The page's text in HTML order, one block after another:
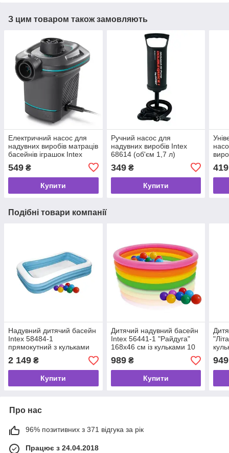
З цим товаром також замовляють
Електричний насос для
надувних виробів матраців
басейнів іграшок Intex
549 ₴
Купити
Ручний насос для
надувних виробів Intex
68614 (об'єм 1,7 л)
349₴
Купити
419
Подібні товари компанії
Надувний дитячий басейн
Intex 58484-1
прямокутний з кульками
10 шт.
2 149 ₴
Купити
Дитячий надувний басейн
Intex 56441-1 "Райдуга"
168х46 см із кульками 10
шт.
989₴
Купити
949
Про нас
96% позитивних з 371 відгука за рік
Працює з 24.04.2018